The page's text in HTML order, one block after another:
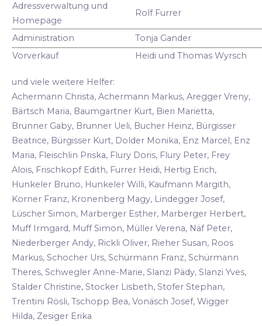
Adressverwaltung und
Homepage
Rolf Furrer
Administration
Tonja Gander
Vorverkauf
Heidi und Thomas Wyrsch
und viele weitere Helfer:
Achermann Christa, Achermann Markus, Aregger Vreny,
Bärtsch Maria, Baumgartner Kurt, Bieri Marietta,
Brunner Gaby, Brunner Ueli, Bucher Heinz, Bürgisser
Beatrice, Bürgisser Kurt, Dolder Monika, Enz Marcel, Enz
Maria, Fleischlin Priska, Flury Doris, Flury Peter, Frey
Alois, Frischkopf Edith, Furrer Heidi, Hertig Erich,
Hunkeler Bruno, Hunkeler Willi, Kaufmann Margith,
Korner Franz, Kronenberg Magy, Lindegger Josef,
Lüscher Simon, Marberger Esther, Marberger Herbert,
Muff Irmgard, Muff Simon, Müller Verena, Näf Peter,
Niederberger Andy, Rickli Oliver, Rieher Susan, Roos
Markus, Schocher Urs, Schürmann Franz, Schürmann
Theres, Schwegler Anne-Marie, Slanzi Pädy, Slanzi Yves,
Stalder Christine, Stocker Lisbeth, Stofer Stephan,
Trentini Rösli, Tschopp Bea, Vonäsch Josef, Wigger
Hilda, Zesiger Erika